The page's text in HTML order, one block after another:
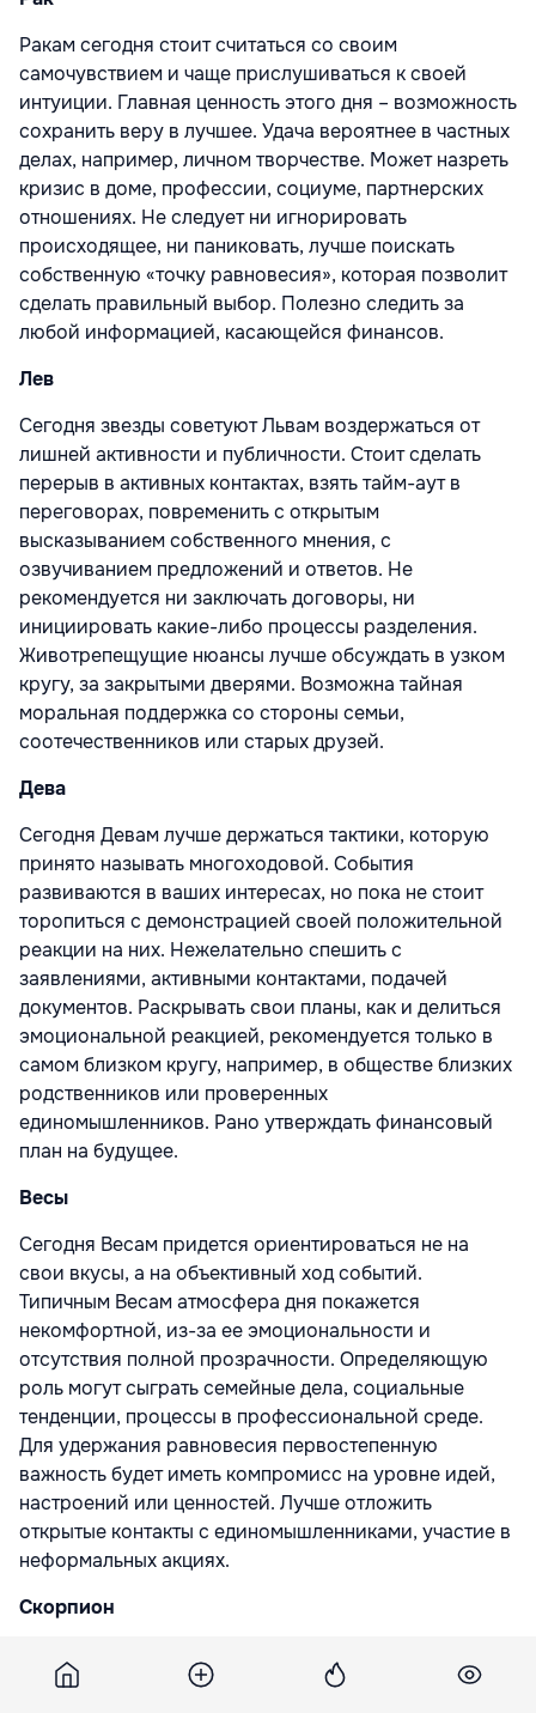
Ракам сегодня стоит считаться со своим
самочувствием и чаще прислушиваться к своей
интуиции. Главная ценность этого дня – возможность
сохранить веру в лучшее. Удача вероятнее в частных
делах, например, личном творчестве. Может назреть
кризис в доме, профессии, социуме, партнерских
отношениях. Не следует ни игнорировать
происходящее, ни паниковать, лучше поискать
собственную «точку равновесия», которая позволит
сделать правильный выбор. Полезно следить за
любой информацией, касающейся финансов.
Лев
Сегодня звезды советуют Львам воздержаться от
лишней активности и публичности. Стоит сделать
перерыв в активных контактах, взять тайм-аут в
переговорах, повременить с открытым
высказыванием собственного мнения, с
озвучиванием предложений и ответов. Не
рекомендуется ни заключать договоры, ни
инициировать какие-либо процессы разделения.
Животрепещущие нюансы лучше обсуждать в узком
кругу, за закрытыми дверями. Возможна тайная
моральная поддержка со стороны семьи,
соотечественников или старых друзей.
Дева
Сегодня Девам лучше держаться тактики, которую
принято называть многоходовой. События
развиваются в ваших интересах, но пока не стоит
торопиться с демонстрацией своей положительной
реакции на них. Нежелательно спешить с
заявлениями, активными контактами, подачей
документов. Раскрывать свои планы, как и делиться
эмоциональной реакцией, рекомендуется только в
самом близком кругу, например, в обществе близких
родственников или проверенных
единомышленников. Рано утверждать финансовый
план на будущее.
Весы
Сегодня Весам придется ориентироваться не на
свои вкусы, а на объективный ход событий.
Типичным Весам атмосфера дня покажется
некомфортной, из-за ее эмоциональности и
отсутствия полной прозрачности. Определяющую
роль могут сыграть семейные дела, социальные
тенденции, процессы в профессиональной среде.
Для удержания равновесия первостепенную
важность будет иметь компромисс на уровне идей,
настроений или ценностей. Лучше отложить
открытые контакты с единомышленниками, участие в
неформальных акциях.
Скорпион
общая ситуация скорее напоминает затишье перед